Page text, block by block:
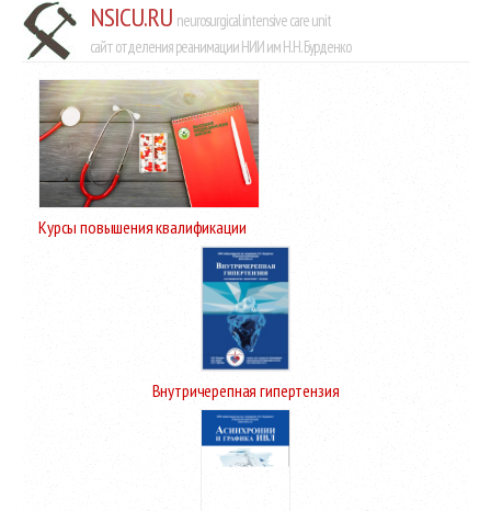
NSICU.RU neurosurgical intensive care unit
сайт отделения реанимации НИИ им Н.Н. Бурденко
Курсы повышения квалификации
Внутричерепная гипертензия